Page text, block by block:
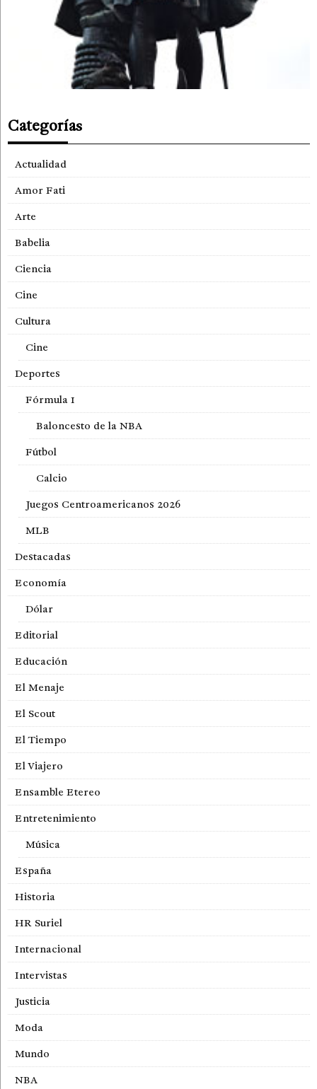
Categorías
Actualidad
Amor Fati
Arte
Babelia
Ciencia
Cine
Cultura
Cine
Deportes
Fórmula 1
Baloncesto de la NBA
Fútbol
Calcio
Juegos Centroamericanos 2026
MLB
Destacadas
Economía
Dólar
Editorial
Educación
El Menaje
El Scout
El Tiempo
El Viajero
Ensamble Etereo
Entretenimiento
Música
España
Historia
HR Suriel
Internacional
Intervistas
Justicia
Moda
Mundo
NBA